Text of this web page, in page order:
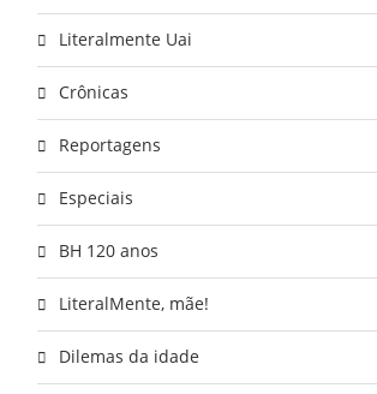
Literalmente Uai
Crônicas
Reportagens
Especiais
BH 120 anos
LiteralMente, mãe!
Dilemas da idade